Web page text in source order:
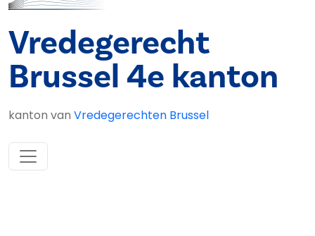
Vredegerecht
Brussel 4e kanton
kanton van Vredegerechten Brussel